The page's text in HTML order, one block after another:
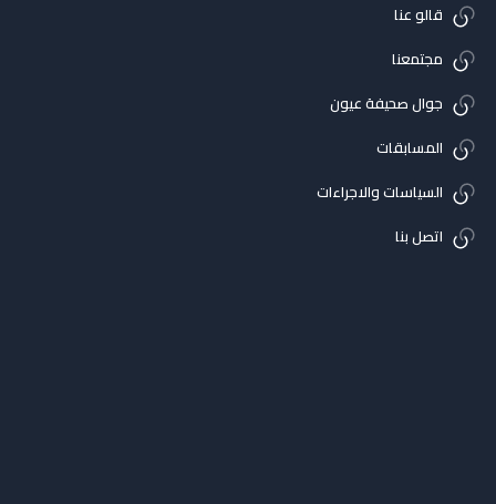
قالو عنا
مجتمعنا
جوال صحيفة عيون
المسابقات
السياسات والاجراءات
اتصل بنا